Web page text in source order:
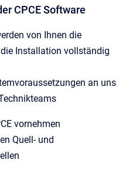
CPCE Software
von Ihnen die
Installation vollständig
an uns
vornehmen
Quell- und